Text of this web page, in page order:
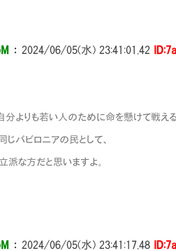
： 2024/06/05(水) 23:41:01.42
も若い人のために命を懸けて戦え
アの民として、
だと思いますよ。
： 2024/06/05(水) 23:41:17.48